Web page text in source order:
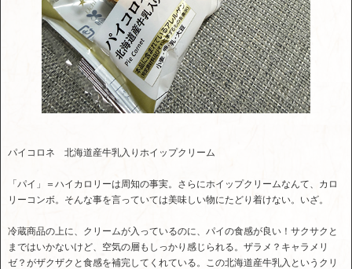
パイコロネ 北海道産牛乳入りホイップクリーム
「パイ」＝ハイカロリーは周知の事実。さらにホイップクリームなんて、カロ
リーコンボ。そんな事を言っていては美味しい物にたどり着けない。いざ。
冷蔵商品の上に、クリームが入っているのに、パイの食感が良い！サクサクと
まではいかないけど、空気の層もしっかり感じられる。ザラメ？キャラメリ
ゼ？がザクザクと食感を補完してくれている。この北海道産牛乳入というクリ